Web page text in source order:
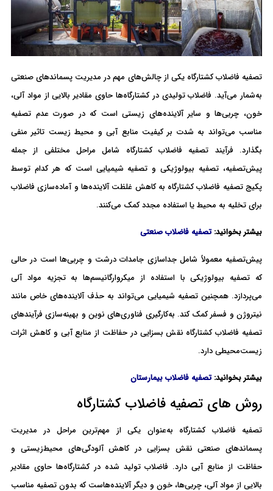
تصفیه فاضلاب کشتارگاه یکی از چالش‌های مهم در مدیریت پسماندهای صنعتی
به‌شمار می‌آید. فاضلاب تولیدی در کشتارگاه‌ها حاوی مقادیر بالایی از مواد آلی،
خون، چربی‌ها و سایر آلاینده‌های زیستی است که در صورت عدم تصفیه
مناسب می‌تواند به شدت بر کیفیت منابع آبی و محیط زیست تاثیر منفی
بگذارد. فرآیند تصفیه فاضلاب کشتارگاه شامل مراحل مختلفی از جمله
پیش‌تصفیه، تصفیه بیولوژیکی و تصفیه شیمیایی است که هر کدام توسط
پکیج تصفیه فاضلاب کشتارگاه به کاهش غلظت آلاینده‌ها و آماده‌سازی فاضلاب
برای تخلیه به محیط یا استفاده مجدد کمک می‌کنند.
بیشتر بخوانید:تصفیه فاضلاب صنعتی
پیش‌تصفیه معمولاً شامل جداسازی جامدات درشت و چربی‌ها است در حالی
که تصفیه بیولوژیکی با استفاده از میکروارگانیسم‌ها به تجزیه مواد آلی
می‌پردازد. همچنین تصفیه شیمیایی می‌تواند به حذف آلاینده‌های خاص مانند
نیتروژن و فسفر کمک کند. به‌کارگیری فناوری‌های نوین و بهینه‌سازی فرآیندهای
تصفیه فاضلاب کشتارگاه نقش بسزایی در حفاظت از منابع آبی و کاهش اثرات
زیست‌محیطی دارد.
بیشتر بخوانید: تصفیه فاضلاب بیمارستان
روش های تصفیه فاضلاب کشتارگاه
تصفیه فاضلاب کشتارگاه‌ به‌عنوان یکی از مهم‌ترین مراحل در مدیریت
پسماندهای صنعتی نقش بسزایی در کاهش آلودگی‌های محیط‌زیستی و
حفاظت از منابع آبی دارد. فاضلاب تولید شده در کشتارگاه‌ها حاوی مقادیر
بالایی از مواد آلی، چربی‌ها، خون و دیگر آلاینده‌هاست که بدون تصفیه مناسب